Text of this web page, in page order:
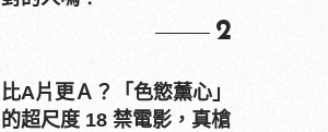
2
比A片更Ａ？「色慾薰心」
的超尺度 18 禁電影，真槍